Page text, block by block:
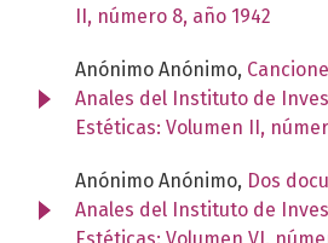
II, número 8, año 1942
Anónimo Anónimo,
Anales del Instituto de
Estéticas: Volumen II,
Anónimo Anónimo, Dos
Anales del Instituto de
Estéticas: Volumen VI,